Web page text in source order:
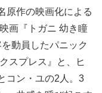
原作の映画化による
画『トガニ 幼き瞳
動員したパニック
スプレス』と、ヒ
コン・ユの2人。3